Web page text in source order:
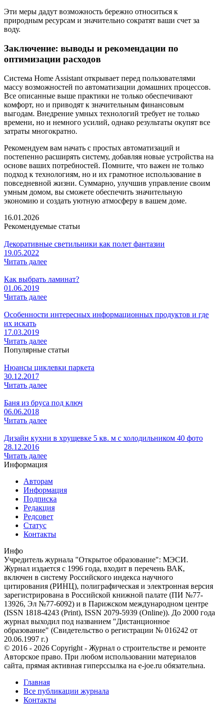
Эти меры дадут возможность бережно относиться к
природным ресурсам и значительно сократят ваши счет за
воду.
Заключение: выводы и рекомендации по
оптимизации расходов
Система Home Assistant открывает перед пользователями
массу возможностей по автоматизации домашних процессов.
Все описанные выше практики не только обеспечивают
комфорт, но и приводят к значительным финансовым
выгодам. Внедрение умных технологий требует не только
времени, но и немного усилий, однако результаты окупят все
затраты многократно.
Рекомендуем вам начать с простых автоматизаций и
постепенно расширять систему, добавляя новые устройства на
основе ваших потребностей. Помните, что важен не только
подход к технологиям, но и их грамотное использование в
повседневной жизни. Суммарно, улучшив управление своим
умным домом, вы сможете обеспечить значительную
экономию и создать уютную атмосферу в вашем доме.
16.01.2026
Рекомендуемые статьи
Декоративные светильники как полет фантазии
19.05.2022
Читать далее
Как выбрать ламинат?
01.06.2019
Читать далее
Особенности интересных информационных продуктов и где
их искать
17.03.2019
Читать далее
Популярные статьи
Нюансы циклевки паркета
30.12.2017
Читать далее
Баня из бруса под ключ
06.06.2018
Читать далее
Дизайн кухни в хрущевке 5 кв. м с холодильником 40 фото
28.12.2016
Читать далее
Информация
Авторам
Информация
Подписка
Редакция
Редсовет
Статус
Контакты
Инфо
Учредитель журнала "Открытое образование": МЭСИ.
Журнал издается с 1996 года, входит в перечень ВАК,
включен в систему Российского индекса научного
цитирования (РИНЦ), полиграфическая и электронная версия
зарегистрирована в Российской книжной палате (ПИ №77-
13926, Эл №77-6092) и в Парижском международном центре
(ISSN 1818-4243 (Print), ISSN 2079-5939 (Online)). До 2000 года
журнал выходил под названием "Дистанционное
образование" (Свидетельство о регистрации № 016242 от
20.06.1997 г.)
© 2016 - 2026 Copyright - Журнал о строительстве и ремонте
Авторское право. При любом использовании материалов
сайта, прямая активная гиперссылка на e-joe.ru обязательна.
Главная
Все публикации журнала
Контакты